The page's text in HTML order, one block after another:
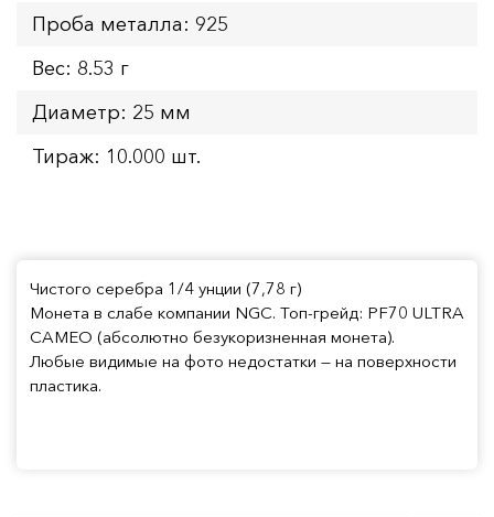
Проба металла: 925
Вес: 8.53 г
Диаметр: 25 мм
Тираж: 10.000 шт.
Чистого серебра 1/4 унции (7,78 г)
Монета в слабе компании NGC. Топ-грейд: PF70 ULTRA
CAMEO (абсолютно безукоризненная монета).
Любые видимые на фото недостатки — на поверхности
пластика.